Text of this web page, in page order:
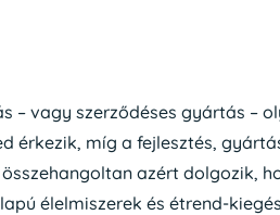
– vagy szerződéses gyártás –
érkezik, míg a fejlesztés,
azért dolgozik,
élelmiszerek és étrend-